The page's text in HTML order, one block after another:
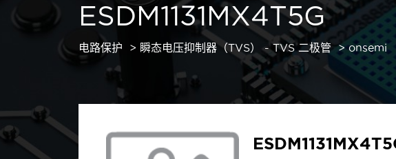
ESDM1131MX4T5G
电路保护 瞬态电压抑制器（TVS） - TVS 二极管 onsemi